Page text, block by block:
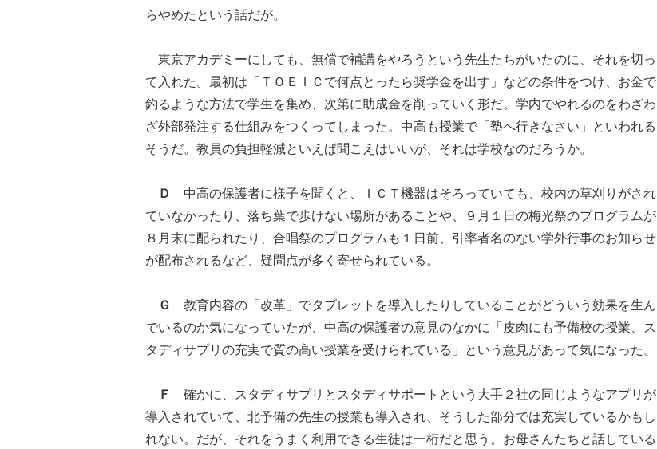
らやめたという話だが。
東京アカデミーにしても、無償で補講をやろうという先生たちがいたのに、それを切っ
て入れた。最初は「ＴＯＥＩＣで何点とったら奨学金を出す」などの条件をつけ、お金で
釣るような方法で学生を集め、次第に助成金を削っていく形だ。学内でやれるのをわざわ
ざ外部発注する仕組みをつくってしまった。中高も授業で「塾へ行きなさい」といわれる
そうだ。教員の負担軽減といえば聞こえはいいが、それは学校なのだろうか。
Ｄ
中高の保護者に様子を聞くと、ＩＣＴ機器はそろっていても、校内の草刈りがされ
ていなかったり、落ち葉で歩けない場所があることや、９月１日の梅光祭のプログラムが
８月末に配られたり、合唱祭のプログラムも１日前、引率者名のない学外行事のお知らせ
が配布されるなど、疑問点が多く寄せられている。
Ｇ
教育内容の「改革」でタブレットを導入したりしていることがどういう効果を生ん
でいるのか気になっていたが、中高の保護者の意見のなかに「皮肉にも予備校の授業、ス
タディサプリの充実で質の高い授業を受けられている」という意見があって気になった。
Ｆ
確かに、スタディサプリとスタディサポートという大手２社の同じようなアプリが
導入されていて、北予備の先生の授業も導入され、そうした部分では充実しているかもし
れない。だが、それをうまく利用できる生徒は一桁だと思う。お母さんたちと話している